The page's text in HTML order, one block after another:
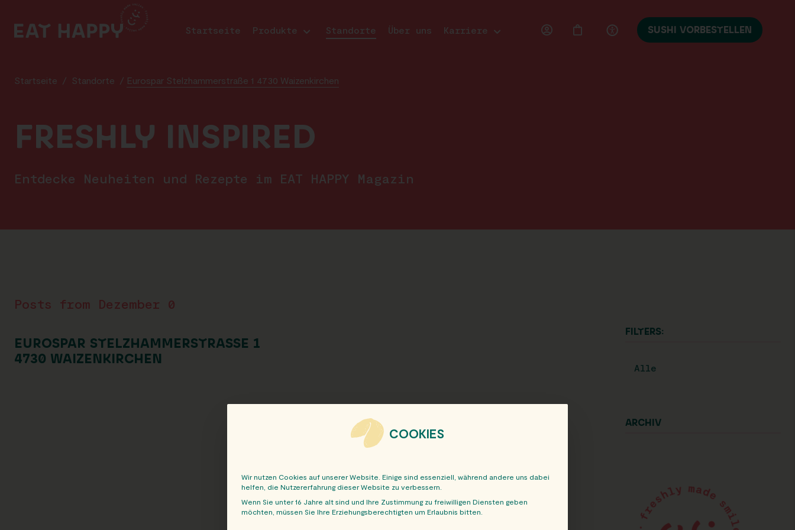
MAIN
Startseite Produkte Standorte Über uns Karriere SUSHI VORBESTELLEN
Startseite / Standorte / Eurospar Stelzhammerstraße 1 4730 Waizenkirchen
FRESHLY INSPIRED
Entdecke Neuheiten und Rezepte im EAT HAPPY Magazin
Posts from Dezember 0
EUROSPAR STELZHAMMERSTRASSE 1 4
730 WAIZENKIRCHEN
FILTERS:
Alle
ARCHIV
COOKIES
Wir nutzen Cookies auf unserer Website. Einige sind essenziell, während andere uns dabei
helfen, die Nutzererfahrung dieser Website zu verbessern.
Wenn Sie unter 16 Jahre alt sind und Ihre Zustimmung zu freiwilligen Diensten geben
möchten, müssen Sie Ihre Erziehungsberechtigten um Erlaubnis bitten.